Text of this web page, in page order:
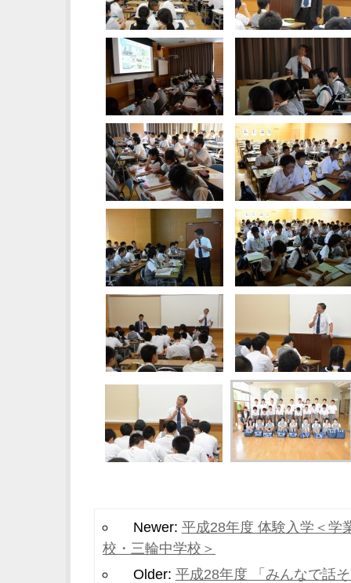
Newer: 平成28年度 体験入学＜学
校・三輪中学校＞
Older: 平成28年度 「みんなで話